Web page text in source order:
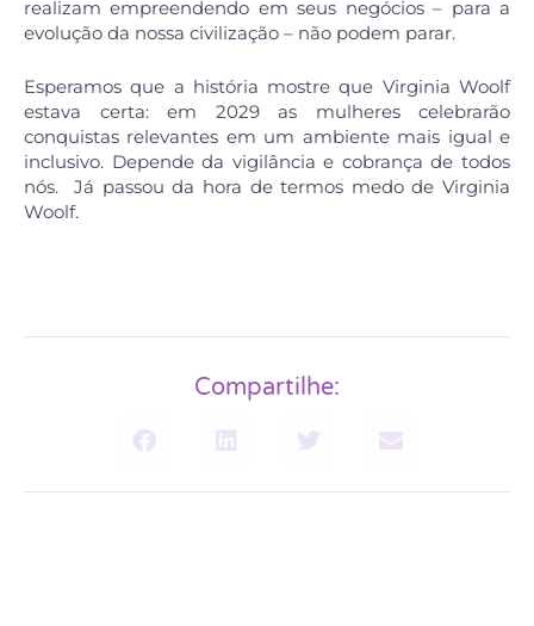
realizam empreendendo em seus negócios – para a
evolução da nossa civilização – não podem parar.
Esperamos que a história mostre que Virginia Woolf
estava certa: em 2029 as mulheres celebrarão
conquistas relevantes em um ambiente mais igual e
inclusivo. Depende da vigilância e cobrança de todos
nós. Já passou da hora de termos medo de Virginia
Woolf.
Compartilhe: